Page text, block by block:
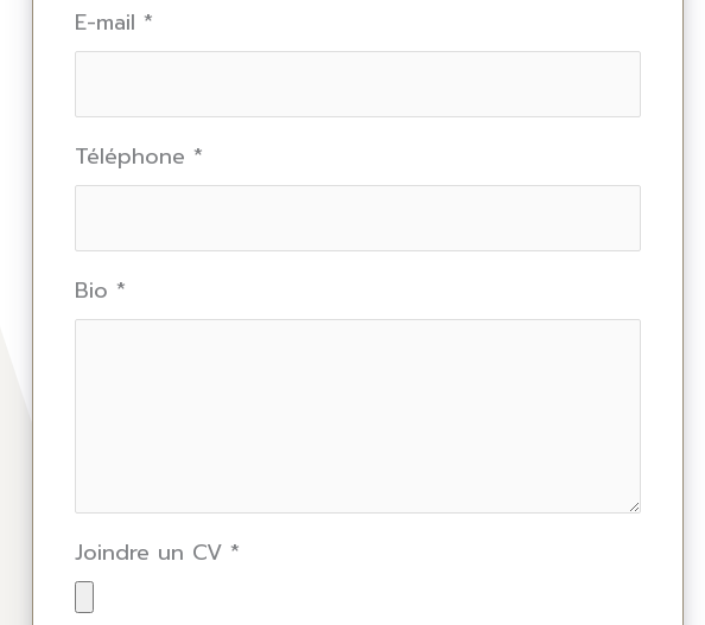
E-mail *
Téléphone *
Bio *
Joindre un CV *